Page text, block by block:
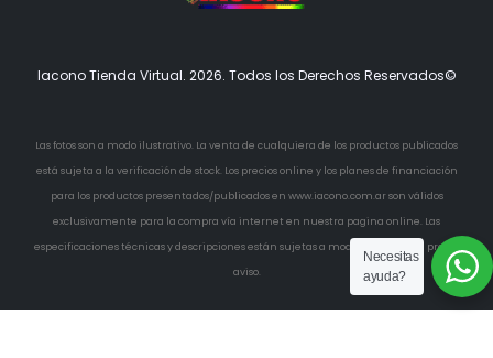
Iacono Tienda Virtual. 2026. Todos los Derechos Reservados©
Las fotos son a modo ilustrativo. La venta de cualquiera de los productos publicados
está sujeta a la verificación de stock. Los precios online y los planes de financiación
para los productos presentados/publicados en www.iacono.com.ar son válidos
exclusivamente para la compra vía internet en nuestra pagina online. Las
especificaciones técnicas y descripciones están sujetas a modificaciones sin previo
aviso.
Necesitas
ayuda?